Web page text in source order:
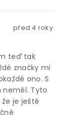
před 4 roky
teď tak
značky mi
ono. S
neměl. Tyto
je ještě